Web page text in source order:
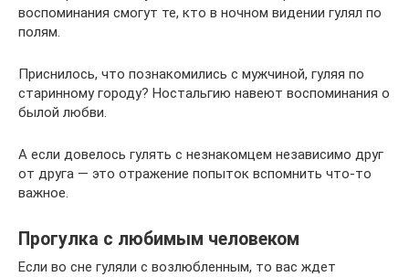
воспоминания смогут те, кто в ночном видении гулял по
полям.
Приснилось, что познакомились с мужчиной, гуляя по
старинному городу? Ностальгию навеют воспоминания о
былой любви.
А если довелось гулять с незнакомцем независимо друг
от друга — это отражение попыток вспомнить что-то
важное.
Прогулка с любимым человеком
Если во сне гуляли с возлюбленным, то вас ждет